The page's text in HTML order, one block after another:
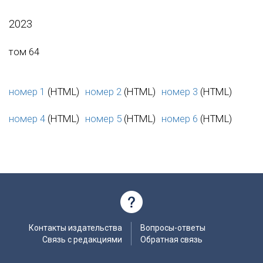
2023
том 64
номер 1 (HTML) номер 2 (HTML) номер 3 (HTML)
номер 4 (HTML) номер 5 (HTML) номер 6 (HTML)
Контакты издательства
Связь с редакциями
Вопросы-ответы
Обратная связь